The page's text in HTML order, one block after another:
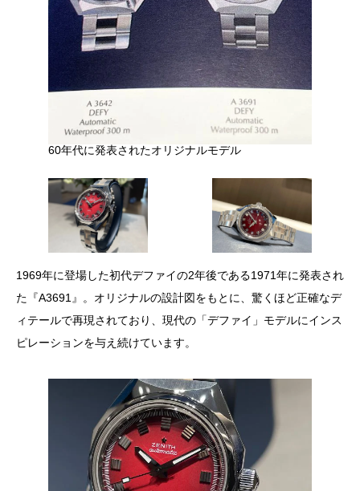
60年代に発表されたオリジナルモデル
1969年に登場した初代デファイの2年後である1971年に発表され
た『A3691』。オリジナルの設計図をもとに、驚くほど正確なデ
ィテールで再現されており、現代の「デファイ」モデルにインス
ピレーションを与え続けています。